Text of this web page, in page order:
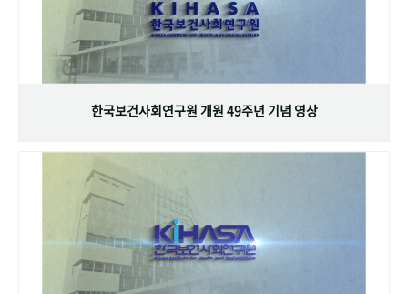
주년 기념
성과 50선 숫자로 보는 50년
VR 역사관
한국보건사회연구원 개원 49주년 기념 영상